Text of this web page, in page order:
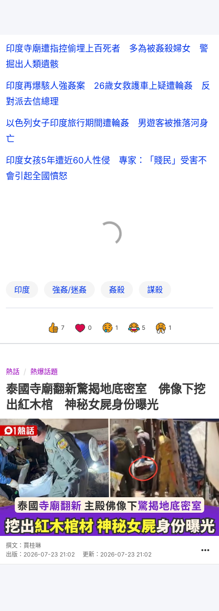
印度寺廟遭指控偷埋上百死者 多為被姦殺婦女 警
掘出人類遺骸
印度再爆駭人強姦案 26歲女救護車上疑遭輪姦 反
對派去信總理
以色列女子印度旅行期間遭輪姦 男遊客被推落河身
亡
印度女孩5年遭近60人性侵 專家：「賤民」受害不
會引起全國憤怒
印度 強姦/迷姦 姦殺 謀殺
7 0 1 5 1
熱話 熱爆話題
泰國寺廟翻新驚揭地底密室 佛像下挖
出紅木棺 神秘女屍身份曝光
撰文： 賈桂琳
出版： 2026-07-23 21:02 更新： 2026-07-23 21:02